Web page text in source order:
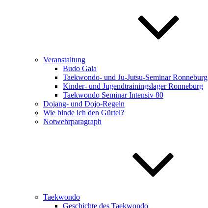
Veranstaltung
Budo Gala
Taekwondo- und Ju-Jutsu-Seminar Ronneburg
Kinder- und Jugendtrainingslager Ronneburg
Taekwondo Seminar Intensiv 80
Dojang- und Dojo-Regeln
Wie binde ich den Gürtel?
Notwehrparagraph
Taekwondo
Geschichte des Taekwondo